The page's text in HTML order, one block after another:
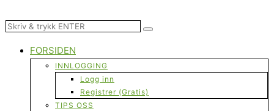
FORSIDEN
INNLOGGING
Logg inn
Registrer (Gratis)
TIPS OSS